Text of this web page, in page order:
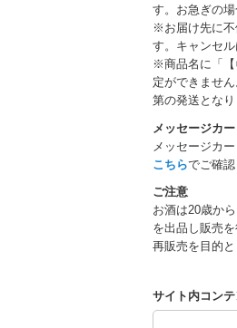
す。お急ぎの
※お届け先に不
す。キャンセ
※商品名に「【
定ができませ
第の発送とな
メッセージカ
メッセージカ
こちらでご確認
ご注意
お酒は20歳か
を出品し販売
再販売を目的
サイト内コン